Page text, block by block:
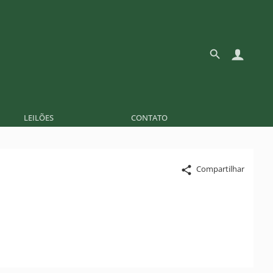
LEILÕES CONTATO
Compartilhar